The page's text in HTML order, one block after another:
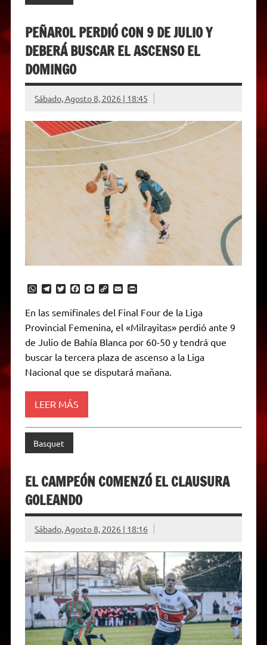
PEÑAROL PERDIÓ CON 9 DE JULIO Y
DEBERÁ BUSCAR EL ASCENSO EL
DOMINGO
Sábado, Agosto 8, 2026 | 18:45
W
a
t
s
A
p
p
T
e
g
r
a
m
T
t
t
e
r
F
e
b
o
k
M
s
e
g
e
C
y
L
n
k
E
a
i
l
P
i
n
t
r
i
n
En las semifinales del Final Four de la Liga
Provincial Femenina, el «Milrayitas» perdió ante 9
de Julio de Bahía Blanca por 60-50 y tendrá que
buscar la tercera plaza de ascenso a la Liga
Nacional que se disputará mañana.
LEER MÁS
Basquet
EL CAMPEÓN COMENZÓ EL CLAUSURA
GOLEANDO
Sábado, Agosto 8, 2026 | 18:16